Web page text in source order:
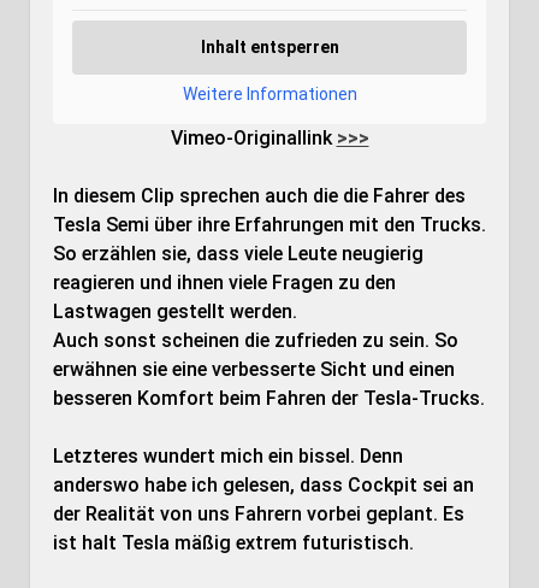
Inhalt entsperren
Weitere Informationen
Vimeo-Originallink >>>
In diesem Clip sprechen auch die die Fahrer des
Tesla Semi über ihre Erfahrungen mit den Trucks.
So erzählen sie, dass viele Leute neugierig
reagieren und ihnen viele Fragen zu den
Lastwagen gestellt werden.
Auch sonst scheinen die zufrieden zu sein. So
erwähnen sie eine verbesserte Sicht und einen
besseren Komfort beim Fahren der Tesla-Trucks.
Letzteres wundert mich ein bissel. Denn
anderswo habe ich gelesen, dass Cockpit sei an
der Realität von uns Fahrern vorbei geplant. Es
ist halt Tesla mäßig extrem futuristisch.